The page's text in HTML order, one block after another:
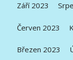
Září 2023
Červen 2023
Březen 2023